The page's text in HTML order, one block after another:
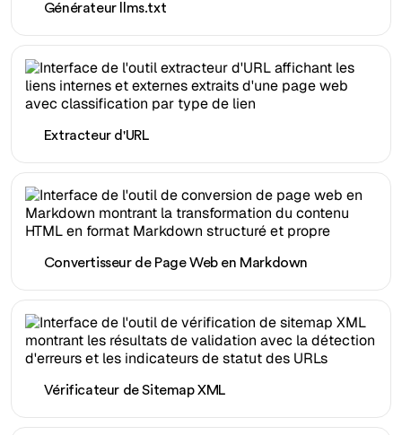
Générateur llms.txt
Extracteur d'URL
Convertisseur de Page Web en Markdown
Vérificateur de Sitemap XML